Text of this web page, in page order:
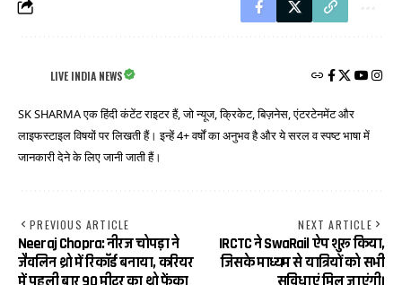
LIVE INDIA NEWS
SK SHARMA एक हिंदी कंटेंट राइटर हैं, जो न्यूज, क्रिकेट, बिज़नेस, एंटरटेनमेंट और
लाइफस्टाइल विषयों पर लिखती हैं। इन्हें 4+ वर्षों का अनुभव है और ये सरल व स्पष्ट भाषा में
जानकारी देने के लिए जानी जाती हैं।
PREVIOUS ARTICLE
Neeraj Chopra: नीरज चोपड़ा ने
जैवलिन थ्रो में रिकॉर्ड बनाया, करियर
NEXT ARTICLE
IRCTC ने SwaRail ऐप शुरू किया,
जिसके माध्यम से यात्रियों को सभी